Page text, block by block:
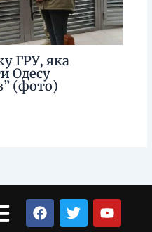
ГРУ, яка
Одесу
(фото)
F
a
T
w
Y
o